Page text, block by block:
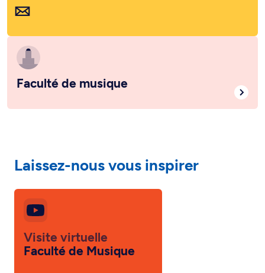
Faculté de musique
Laissez-nous vous inspirer
Visite virtuelle
Faculté de Musique